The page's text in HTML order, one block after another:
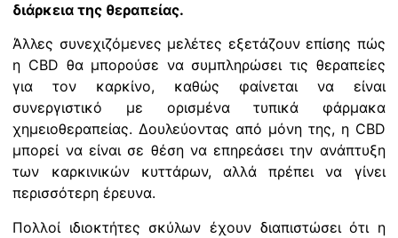
διάρκεια της θεραπείας.
Άλλες συνεχιζόμενες μελέτες εξετάζουν επίσης πώς
η CBD θα μπορούσε να συμπληρώσει τις θεραπείες
για τον καρκίνο, καθώς φαίνεται να είναι
συνεργιστικό με ορισμένα τυπικά φάρμακα
χημειοθεραπείας. Δουλεύοντας από μόνη της, η CBD
μπορεί να είναι σε θέση να επηρεάσει την ανάπτυξη
των καρκινικών κυττάρων, αλλά πρέπει να γίνει
περισσότερη έρευνα.
Πολλοί ιδιοκτήτες σκύλων έχουν διαπιστώσει ότι η